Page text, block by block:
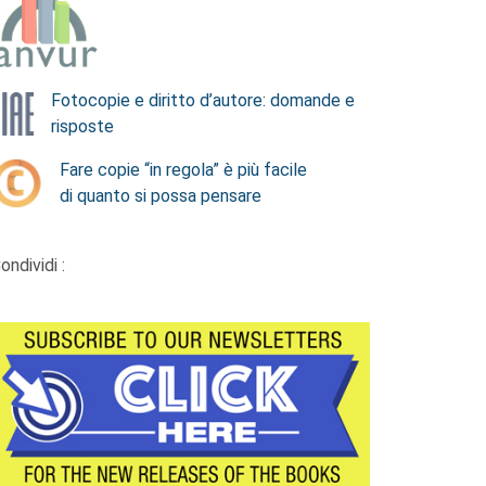
Fotocopie e diritto d’autore: domande e
risposte
Fare copie “in regola” è più facile
di quanto si possa pensare
: